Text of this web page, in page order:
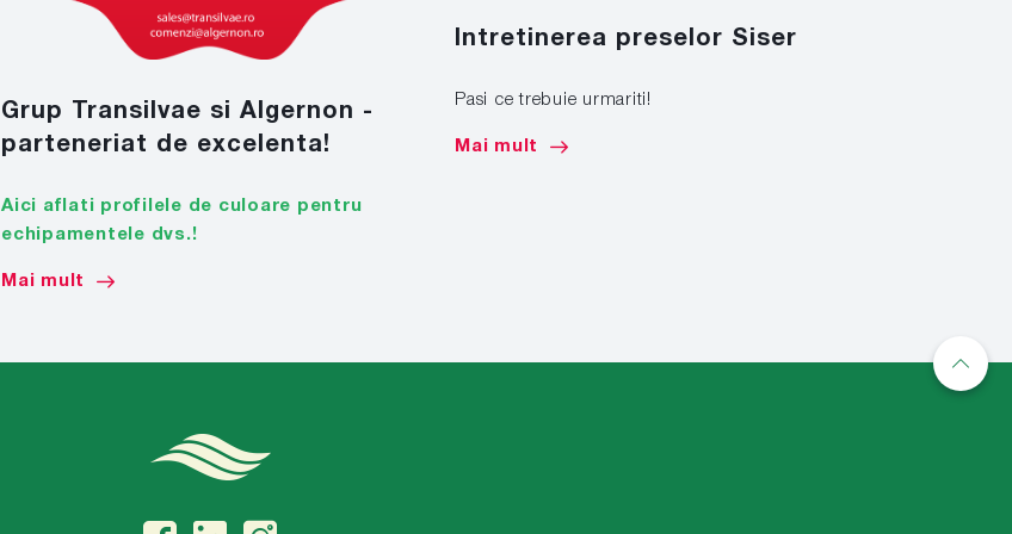
Grup Transilvae si Algernon -
parteneriat de excelenta!
Aici aflati profilele de culoare pentru
echipamentele dvs.!
Mai mult
Intretinerea preselor Siser
Pasi ce trebuie urmariti!
Mai mult